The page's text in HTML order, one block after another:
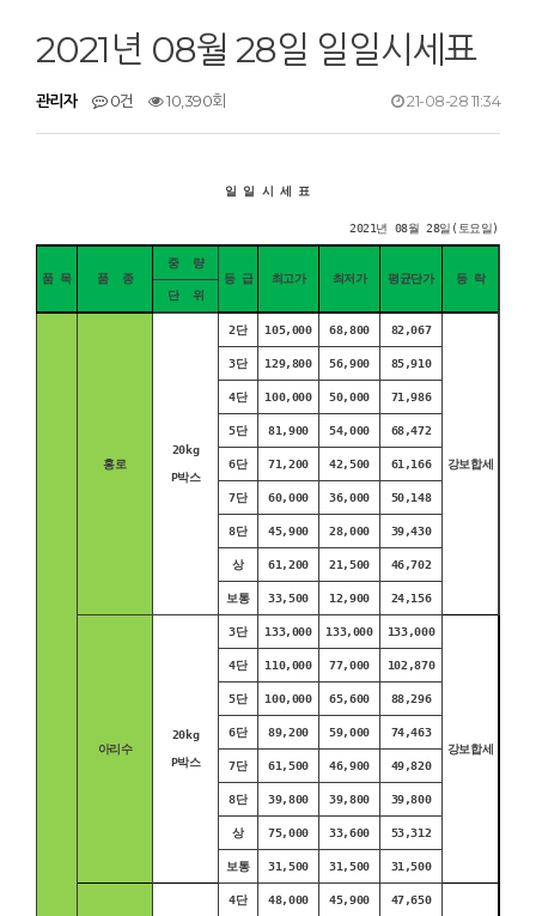
2021년 08월 28일 일일시세표
관리자 0건 10,390회 21-08-28 11:34
일 일 시 세 표
2021년 08월 28일(토요일)
품 목 품 종
중 량
등 급
최고가 최저가 평균단가
등 락
단 위
홍로
20kg
P박스
2단 105,000 68,800 82,067
강보합세
3단 129,800 56,900 85,910
4단 100,000 50,000 71,986
5단 81,900 54,000 68,472
6단 71,200 42,500 61,166
7단 60,000 36,000 50,148
8단 45,900 28,000 39,430
상 61,200 21,500 46,702
보통 33,500 12,900 24,156
아리수
20kg
P박스
3단 133,000 133,000 133,000
강보합세
4단 110,000 77,000 102,870
5단 100,000 65,600 88,296
6단 89,200 59,000 74,463
7단 61,500 46,900 49,820
8단 39,800 39,800 39,800
상 75,000 33,600 53,312
보통 31,500 31,500 31,500
4단 48,000 45,900 47,650